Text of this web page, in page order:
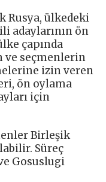
Rusya, ülkedeki
adaylarının ön
çapında
ve seçmenlerin
izin veren
ön oylama
için
Birleşik
Süreç
Gosuslugi